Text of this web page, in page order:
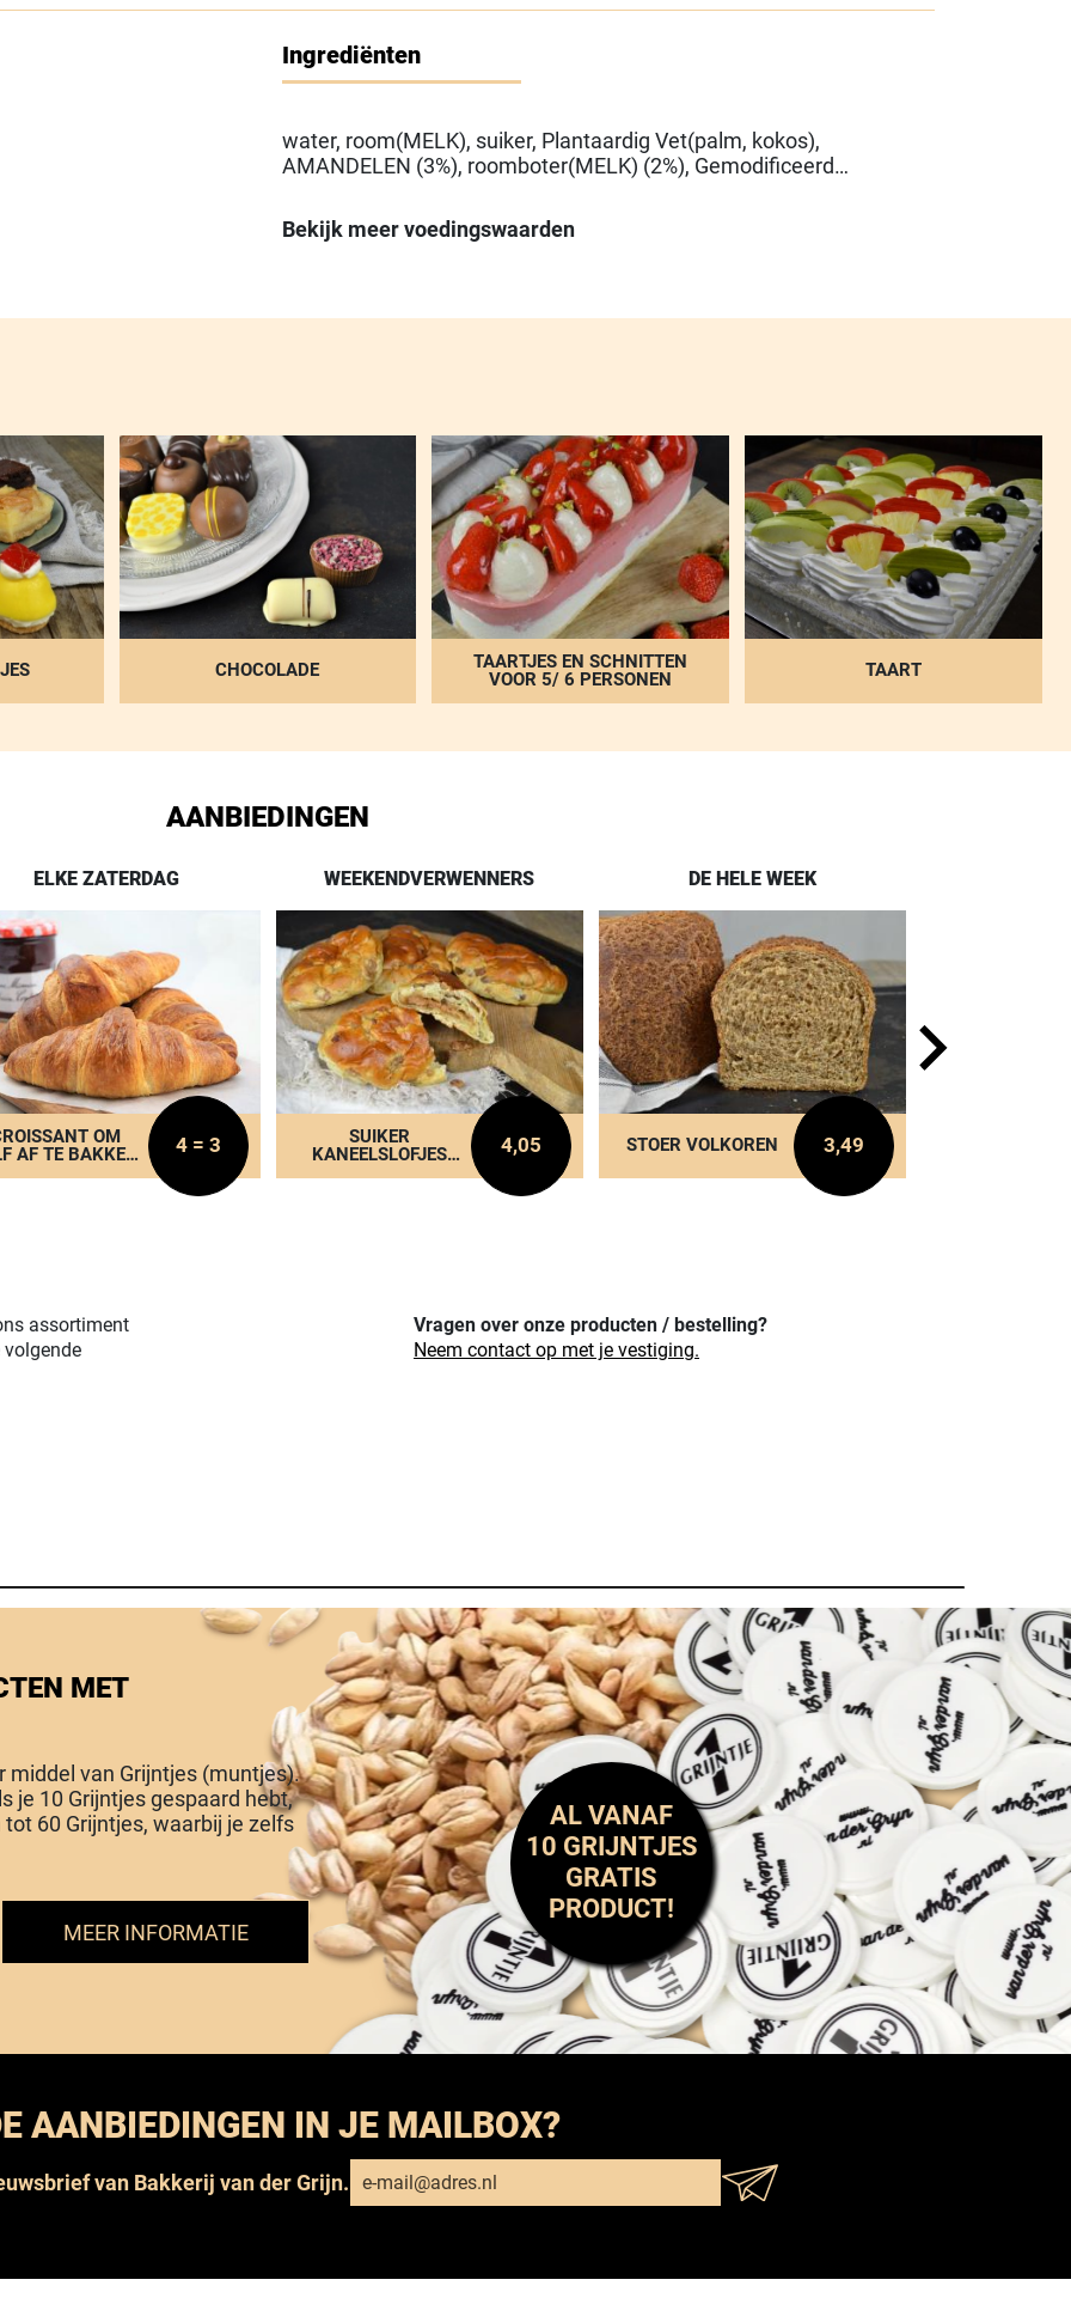
Ingrediënten
water, room(MELK), suiker, Plantaardig Vet(palm, kokos),
AMANDELEN (3%), roomboter(MELK) (2%), Gemodificeerd
dextrose, MELKpoeder (magere), Plantaardige Olie(koolzaad,
zonnebloem), glucosestroop, TARWEzetmeel, Aroma(aroma),
(gedroogd), Conserveermiddel(E202 (kaliumsorbaat)), TARWEbloem,
extract)), MELKeiwit, Rijsmiddel(E450 (difosfaten), E500
(natriumcarbonaten)), Stabilisator(E1103 (invertase), E407
(carrageen), E420 (sorbitol)), Verdikkingsmiddel(E401
(natriumalginaat), E461 (methylcellulose)), Voedingszuur(E330
(citroenzuur)), zout
Bekijk meer voedingswaarden
CHOCOLADE
TAARTJES EN SCHNITTEN
VOOR 5/ 6 PERSONEN
TAART
AANBIEDINGEN
ELKE ZATERDAG
OM
AF TE BAKKEN
4 = 3
WEEKENDVERWENNERS
SUIKER
KANEELSLOFJES
4,05
DE HELE WEEK
STOER VOLKOREN 3,49
assortiment
volgende
Vragen over onze producten / bestelling?
Neem contact op met je vestiging.
MET
middel van Grijntjes (muntjes).
je 10 Grijntjes gespaard hebt,
60 Grijntjes, waarbij je zelfs
MEER INFORMATIE
AL VANAF
10 GRIJNTJES
GRATIS
PRODUCT!
AANBIEDINGEN IN JE MAILBOX?
van Bakkerij van der Grijn.